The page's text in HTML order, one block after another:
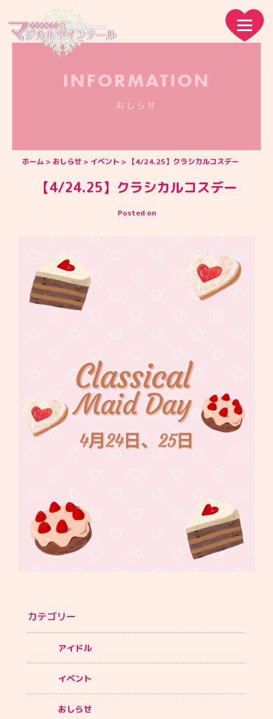
INFORMATION
おしらせ
ホーム おしらせ イベント 【4/24.25】クラシカルコスデー
【4/24.25】クラシカルコスデー
Posted on
カテゴリー
アイドル
イベント
おしらせ